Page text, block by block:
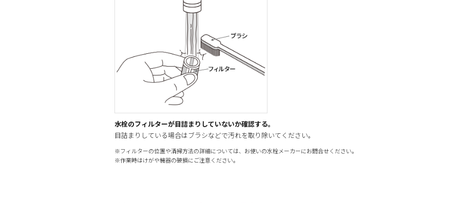
水栓のフィルターが目詰まりしていないか確認する。
目詰まりしている場合はブラシなどで汚れを取り除いてください。
※フィルターの位置や清掃方法の詳細については、お使いの水栓メーカーにお問合せください。
※作業時はけがや機器の破損にご注意ください。